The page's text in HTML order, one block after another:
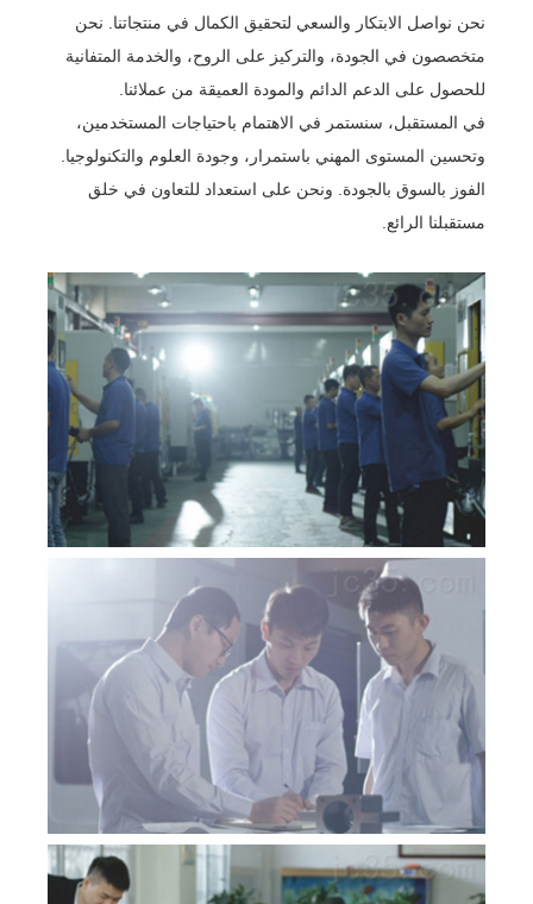
نحن نواصل الابتكار والسعي لتحقيق الكمال في منتجاتنا. نحن
متخصصون في الجودة، والتركيز على الروح، والخدمة المتفانية
للحصول على الدعم الدائم والمودة العميقة من عملائنا.
في المستقبل، سنستمر في الاهتمام باحتياجات المستخدمين،
وتحسين المستوى المهني باستمرار، وجودة العلوم والتكنولوجيا.
الفوز بالسوق بالجودة. ونحن على استعداد للتعاون في خلق
مستقبلنا الرائع.